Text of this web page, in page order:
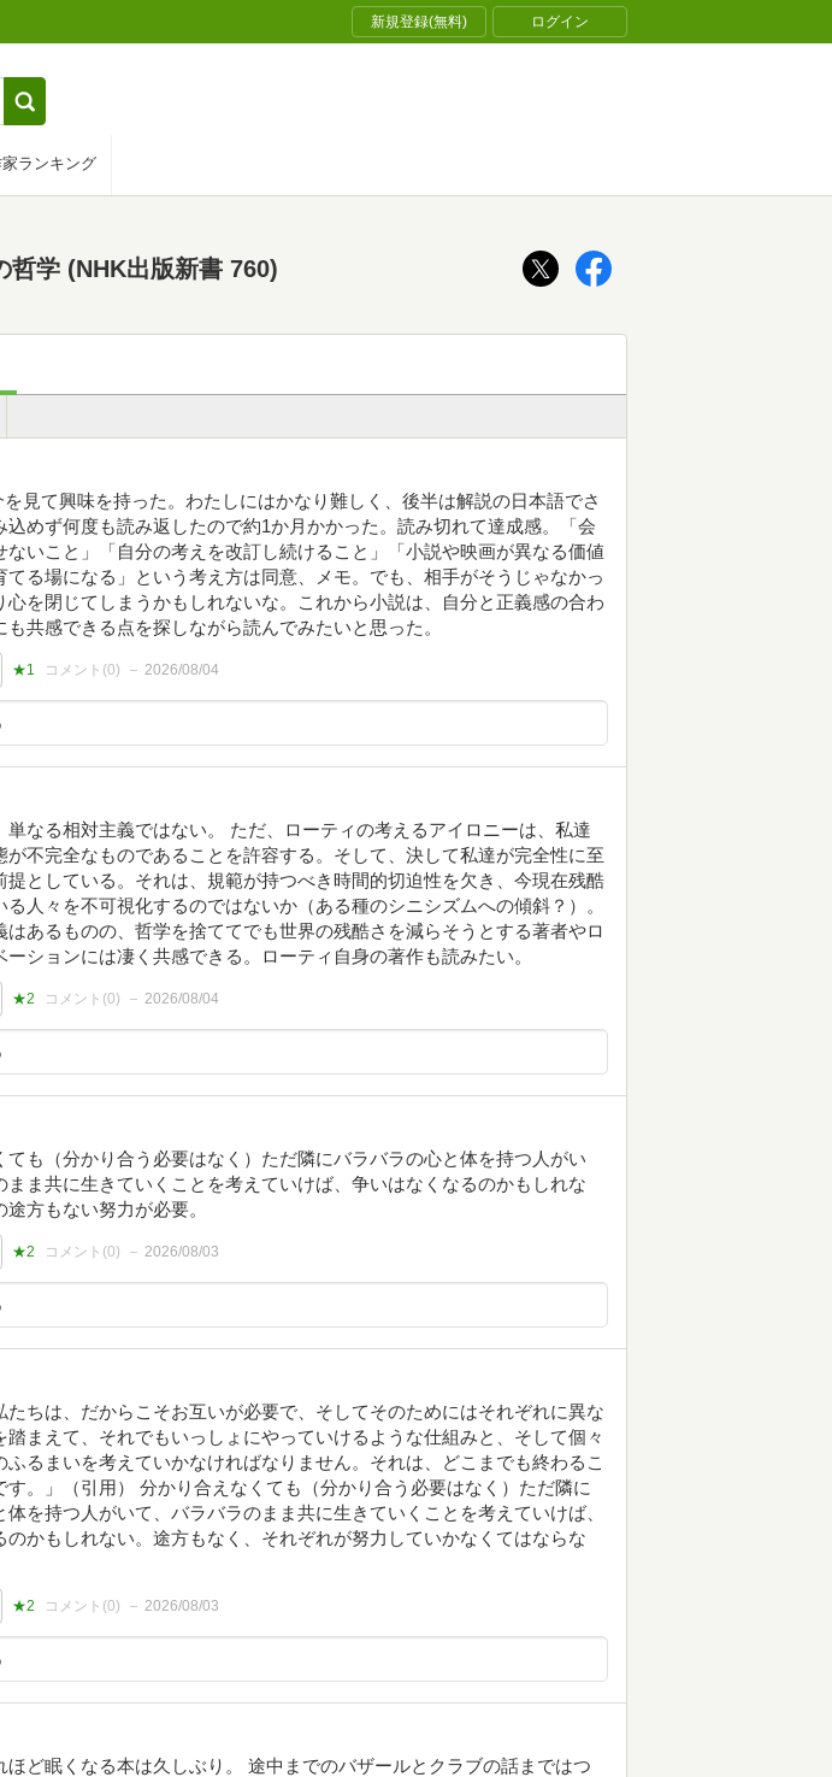
新規登録(無料) ログイン
ランキング
哲学 (NHK出版新書 760)
を見て興味を持った。わたしにはかなり難しく、後半は解説の日本語でさ
込めず何度も読み返したので約1か月かかった。読み切れて達成感。「会
ないこと」「自分の考えを改訂し続けること」「小説や映画が異なる価値
てる場になる」という考え方は同意、メモ。でも、相手がそうじゃなかっ
心を閉じてしまうかもしれないな。これから小説は、自分と正義感の合わ
も共感できる点を探しながら読んでみたいと思った。
★1 コメント(0) 2026/08/04
単なる相対主義ではない。 ただ、ローティの考えるアイロニーは、私達
が不完全なものであることを許容する。そして、決して私達が完全性に至
提としている。それは、規範が持つべき時間的切迫性を欠き、今現在残酷
る人々を不可視化するのではないか（ある種のシニシズムへの傾斜？）。
はあるものの、哲学を捨ててでも世界の残酷さを減らそうとする著者やロ
ーションには凄く共感できる。ローティ自身の著作も読みたい。
★2 コメント(0) 2026/08/04
ても（分かり合う必要はなく）ただ隣にバラバラの心と体を持つ人がい
まま共に生きていくことを考えていけば、争いはなくなるのかもしれな
方もない努力が必要。
★2 コメント(0) 2026/08/03
たちは、だからこそお互いが必要で、そしてそのためにはそれぞれに異な
踏まえて、それでもいっしょにやっていけるような仕組みと、そして個々
ふるまいを考えていかなければなりません。それは、どこまでも終わるこ
す。」（引用） 分かり合えなくても（分かり合う必要はなく）ただ隣に
体を持つ人がいて、バラバラのまま共に生きていくことを考えていけば、
のかもしれない。途方もなく、それぞれが努力していかなくてはならな
★2 コメント(0) 2026/08/03
ほど眠くなる本は久しぶり。 途中までのバザールとクラブの話まではつ